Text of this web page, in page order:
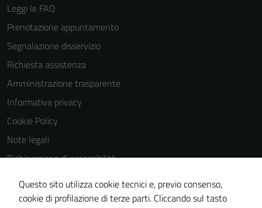
Leggi le FAQ
Prenotazione appuntamento
Segnalazione disservizio
Richiesta assistenza
Amministrazione trasparente
Informativa privacy
Cookie Policy
Note legali
Dichiarazione di accessibilità
Dichiarazione di accessibilità Servizi
Whistleblowing
Questo sito utilizza cookie tecnici e, previo consenso,
cookie di profilazione di terze parti. Cliccando sul tasto